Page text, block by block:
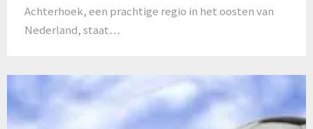
Achterhoek, een prachtige regio in het oosten van
Nederland, staat…